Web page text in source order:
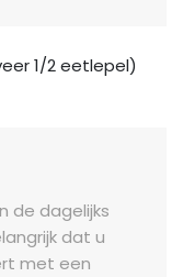
1/2 eetlepel)
de dagelijks
dat u
met een